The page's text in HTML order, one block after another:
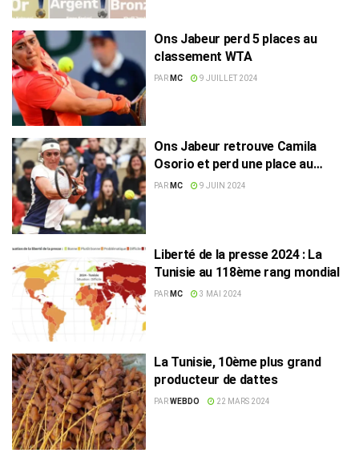
Ons Jabeur perd 5 places au
classement WTA
PAR MC 9 JUILLET 2024
Ons Jabeur retrouve Camila
Osorio et perd une place au
classement WTA
PAR MC 9 JUIN 2024
Liberté de la presse 2024 : La
Tunisie au 118ème rang mondial
PAR MC 3 MAI 2024
La Tunisie, 10ème plus grand
producteur de dattes
PARWEBDO 22 MARS 2024